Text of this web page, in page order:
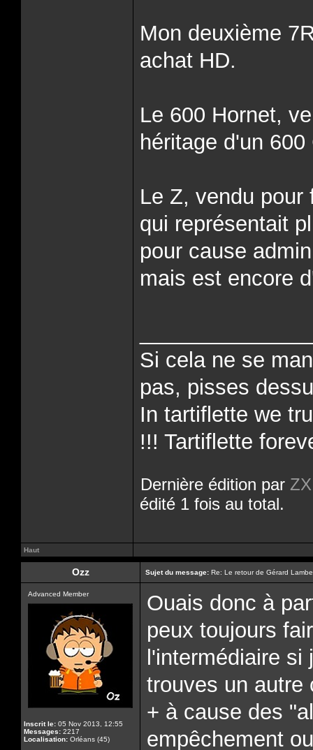
Mon deuxième
achat HD.
Le 600 Hornet,
héritage d'un
Le Z, vendu pour
qui représentait
pour cause
mais est encore
Si cela ne se
pas, pisses
In tartiflette we
!!! Tartiflette
Dernière édition par
édité 1 fois au total.
Haut
Ozz Sujet du message: Re: Le retour de Gérard
Advanced Member
Inscrit le: 05 Nov 2013, 12:55
Messages: 2217
Localisation: Orléans (45)
Ouais donc à
peux toujours
l'intermédiaire
trouves un autre
+ à cause des
empêchement